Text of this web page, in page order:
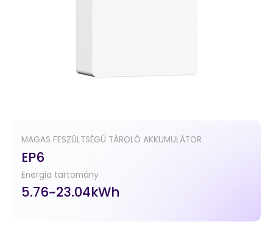
MAGAS FESZÜLTSÉGŰ TÁROLÓ AKKUMULÁTOR
EP6
Energia tartomány
5.76~23.04kWh